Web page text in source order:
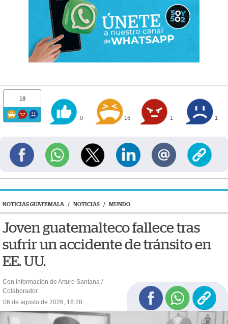
18
0 16 1 1
NOTICIAS GUATEMALA / NOTICIAS / MUNDO
Joven guatemalteco fallece tras
sufrir un accidente de tránsito en
EE. UU.
Con información de Arturo Santana /
Colaborador
06 de agosto de 2026, 16:28